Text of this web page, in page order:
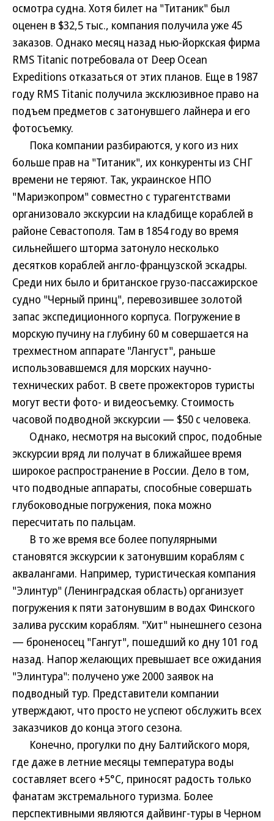
осмотра судна. Хотя билет на "Титаник" был
оценен в $32,5 тыс., компания получила уже 45
заказов. Однако месяц назад нью-йоркская фирма
RMS Titanic потребовала от Deep Ocean
Expeditions отказаться от этих планов. Еще в 1987
году RMS Titanic получила эксклюзивное право на
подъем предметов с затонувшего лайнера и его
фотосъемку.
Пока компании разбираются, у кого из них
больше прав на "Титаник", их конкуренты из СНГ
времени не теряют. Так, украинское НПО
"Мариэкопром" совместно с турагентствами
организовало экскурсии на кладбище кораблей в
районе Севастополя. Там в 1854 году во время
сильнейшего шторма затонуло несколько
десятков кораблей англо-французской эскадры.
Среди них было и британское грузо-пассажирское
судно "Черный принц", перевозившее золотой
запас экспедиционного корпуса. Погружение в
морскую пучину на глубину 60 м совершается на
трехместном аппарате "Лангуст", раньше
использовавшемся для морских научно-
технических работ. В свете прожекторов туристы
могут вести фото- и видеосъемку. Стоимость
часовой подводной экскурсии — $50 с человека.
Однако, несмотря на высокий спрос, подобные
экскурсии вряд ли получат в ближайшее время
широкое распространение в России. Дело в том,
что подводные аппараты, способные совершать
глубоководные погружения, пока можно
пересчитать по пальцам.
В то же время все более популярными
становятся экскурсии к затонувшим кораблям с
аквалангами. Например, туристическая компания
"Элинтур" (Ленинградская область) организует
погружения к пяти затонувшим в водах Финского
залива русским кораблям. "Хит" нынешнего сезона
— броненосец "Гангут", пошедший ко дну 101 год
назад. Напор желающих превышает все ожидания
"Элинтура": получено уже 2000 заявок на
подводный тур. Представители компании
утверждают, что просто не успеют обслужить всех
заказчиков до конца этого сезона.
Конечно, прогулки по дну Балтийского моря,
где даже в летние месяцы температура воды
составляет всего +5°C, приносят радость только
фанатам экстремального туризма. Более
перспективными являются дайвинг-туры в Черном